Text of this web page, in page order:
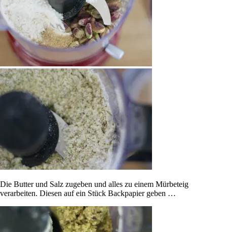
Die Butter und Salz zugeben und alles zu einem Mürbeteig
verarbeiten. Diesen auf ein Stück Backpapier geben …